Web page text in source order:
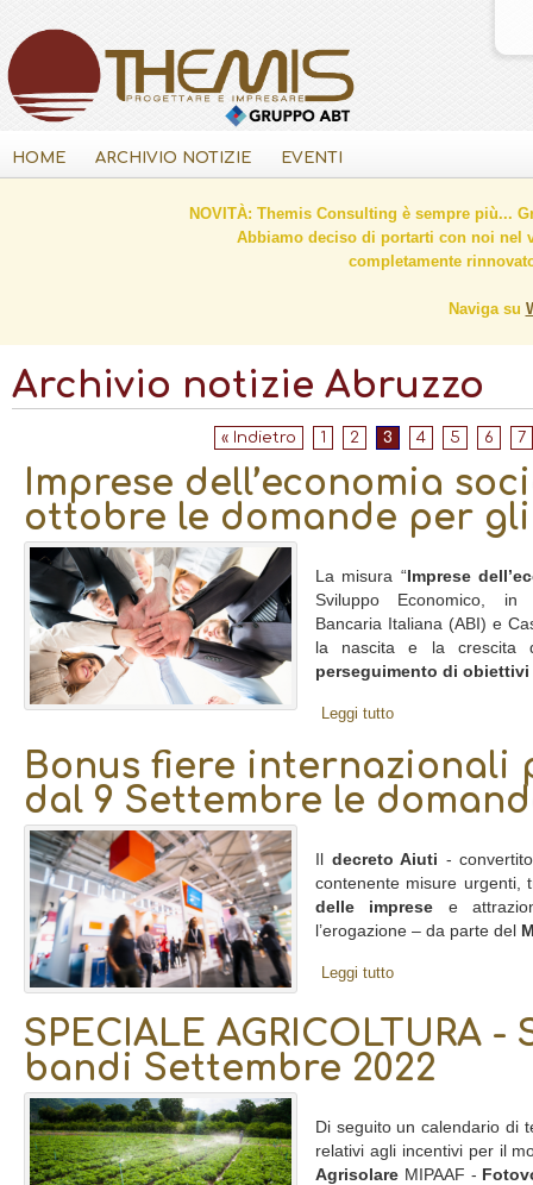
HOME ARCHIVIO NOTIZIE EVENTI
NOVITÀ: Themis Consulting è sempre più...
Abbiamo deciso di portarti con noi nel
completamente
Naviga su
Archivio notizie Abruzzo
« Indietro 1 2 3 4 5 6 7
Imprese dell’economia
ottobre le domande per
La misura “ Imprese
Sviluppo Economico, in
Bancaria Italiana (ABI) e
la nascita e la crescita
perseguimento di
Leggi tutto
Bonus fiere internazionali
dal 9 Settembre le
decreto Aiuti -
contenente misure
delle imprese e
l’erogazione – da parte del
Leggi tutto
SPECIALE AGRICOLTURA
bandi Settembre 2022
Di seguito un calendario di
relativi agli incentivi per il
Agrisolare MIPAAF -